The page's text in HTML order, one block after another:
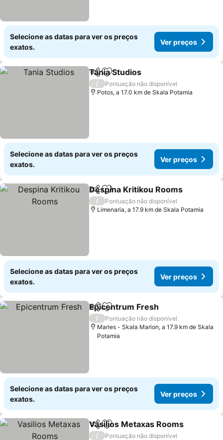
Selecione as datas para ver os preços
exatos.
Ver preços
PartilharAdicionar aos favoritos
Tania Studios
/
Pontuação não disponível
Potos, a 17.0 km de Skala Potamia
Selecione as datas para ver os preços
exatos.
Ver preços
PartilharAdicionar aos favoritos
Despina Kritikou Rooms
/
Pontuação não disponível
Limenaria, a 17.9 km de Skala Potamia
Selecione as datas para ver os preços
exatos.
Ver preços
PartilharAdicionar aos favoritos
Epicentrum Fresh
/
Pontuação não disponível
Maries - Skala Marion, a 17.9 km de Skala
Potamia
Selecione as datas para ver os preços
exatos.
Ver preços
PartilharAdicionar aos favoritos
Vasilios Metaxas Rooms
/
Pontuação não disponível